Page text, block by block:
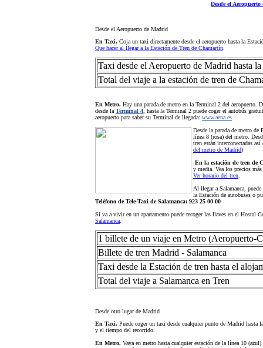
Desde el
Desde el Aeropuerto de Madrid
En Taxi. Coja un taxi directamente desde el aeropuerto hasta la
Que hacer al llegar a la Estación de Tren de Chamartín
Taxi desde el Aeropuerto de Madrid hasta
Total del viaje a la estación de tren de
En Metro. Hay una parada de metro en la Terminal 2 del aeropuerto.
desde la Terminal 4 , hasta la Terminal 2 puede coger el autobús
aeropuerto para saber su Terminal de llegada: www.aena.es
Desde la parada de metro
línea 8 (rosa) del metro.
tren están interconectadas
del metro de Madrid)
En la estación de tren de
y media. Vea los precios más
Ver horario del tren
Al llegar a Salamanca,
la Estación de autobuses o
Teléfono de Tele-Taxi de Salamanca: 923 25 00 00
Si va a vivir en un apartamento puede recoger las llaves en el Hostal
Salamanca
1 billete de un viaje en Metro (Aeropuerto-
Billete de tren Madrid - Salamanca
Taxi desde la Estación de tren hasta el
Total del viaje a Salamanca en Tren
Desde otro lugar de Madrid
En Taxi. Puede coger un taxi desde cualquier punto de Madrid
y el tiempo del recorrido.
En Metro. Vaya en metro hasta cualquier estación de la línea 10